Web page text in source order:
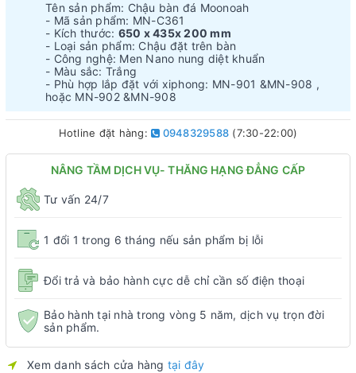
Tên sản phẩm: Chậu bàn đá Moonoah
- Mã sản phẩm: MN-C361
- Kích thước: 650 x 435x 200 mm
- Loại sản phẩm: Chậu đặt trên bàn
- Công nghệ: Men Nano nung diệt khuẩn
- Màu sắc: Trắng
- Phù hợp lắp đặt với xiphong: MN-901 &MN-908 ,
hoặc MN-902 &MN-908
Hotline đặt hàng: 0948329588 (7:30-22:00)
NÂNG TẦM DỊCH VỤ- THĂNG HẠNG ĐẲNG CẤP
Tư vấn 24/7
1 đổi 1 trong 6 tháng nếu sản phẩm bị lỗi
Đổi trả và bảo hành cực dễ chỉ cần số điện thoại
Bảo hành tại nhà trong vòng 5 năm, dịch vụ trọn đời
sản phẩm.
Xem danh sách cửa hàng tại đây